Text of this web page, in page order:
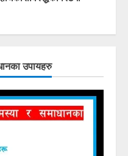
उपायहरु